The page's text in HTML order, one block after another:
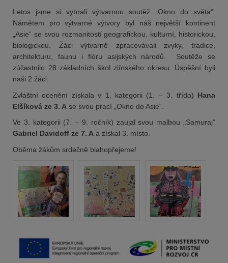
Letos jsme si vybrali výtvarnou soutěž „Okno do světa“.
Námětem pro výtvarné výtvory byl náš největší kontinent
„Asie“ se svou rozmanitostí geografickou, kulturní, historickou,
biologickou. Žáci výtvarně zpracovávali zvyky, tradice,
architekturu, faunu i flóru asijských národů. Soutěže se
zúčastnilo 28 základních škol zlínského okresu. Úspěšní byli
naši 2 žáci:
Zvláštní ocenění získala v 1. kategorii (1. – 3. třída) Hana
Elšíková ze 3. A se svou prací „Okno do Asie“.
Ve 3. kategorii (7. – 9. ročník) zaujal svou malbou „Samuraj“
Gabriel Davidoff ze 7. A a získal 3. místo.
Oběma žákům srdečně blahopřejeme!